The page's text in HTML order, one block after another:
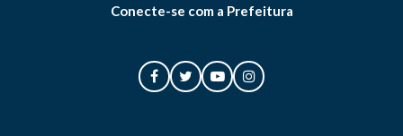
Conecte-se com a Prefeitura